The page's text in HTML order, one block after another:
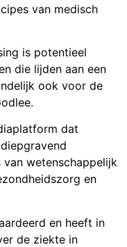
van medisch
is potentieel
die lijden aan een
ook voor de
dat
wetenschappelijk
en
en heeft in
de ziekte in